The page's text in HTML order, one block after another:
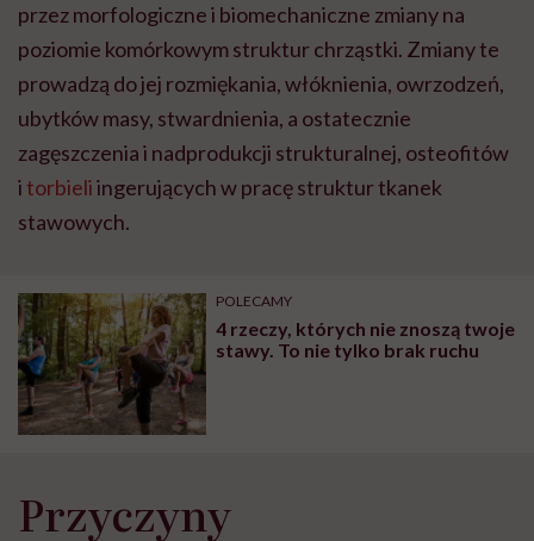
przez morfologiczne i biomechaniczne zmiany na
poziomie komórkowym struktur chrząstki. Zmiany te
prowadzą do jej rozmiękania, włóknienia, owrzodzeń,
ubytków masy, stwardnienia, a ostatecznie
zagęszczenia i nadprodukcji strukturalnej, osteofitów
itorbieliingerujących w pracę struktur tkanek
stawowych.
POLECAMY
4 rzeczy, których nie znoszą twoje
stawy. To nie tylko brak ruchu
Przyczyny